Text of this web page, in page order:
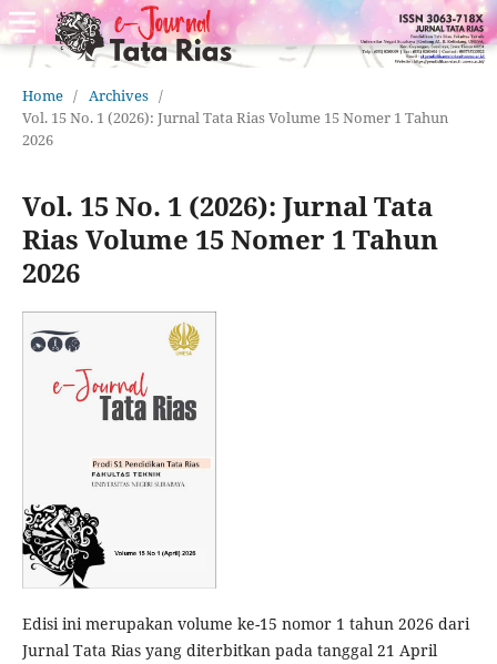
Home / Archives /
Vol. 15 No. 1 (2026): Jurnal Tata Rias Volume 15 Nomer 1 Tahun
2026
Vol. 15 No. 1 (2026): Jurnal Tata
Rias Volume 15 Nomer 1 Tahun
2026
Edisi ini merupakan volume ke-15 nomor 1 tahun 2026 dari
Jurnal Tata Rias yang diterbitkan pada tanggal 21 April